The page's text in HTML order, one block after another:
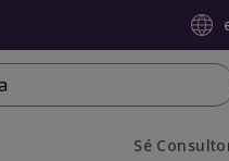
Sé